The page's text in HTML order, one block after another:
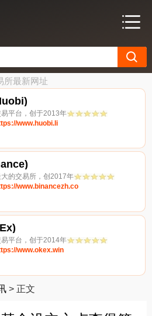
所最新网址
平台，创于2013年
www.huobi.li
的交易所，创2017年
www.binancezh.co
平台，创于2014年
www.okex.win
> 正文